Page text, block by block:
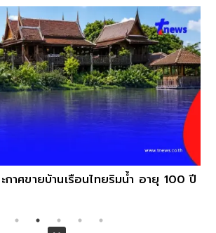
กาศขายบ้านเรือนไทยริมน้ำ อายุ 100 ปี